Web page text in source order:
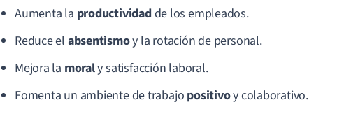
Aumenta la productividadde los empleados.
Reduce el absentismoy la rotación de personal.
Mejora la moraly satisfacción laboral.
Fomenta un ambiente de trabajo positivoy colaborativo.